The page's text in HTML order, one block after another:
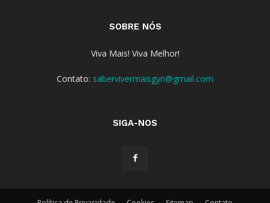
SOBRE NÓS
Viva Mais! Viva Melhor!
Contato: sabervivermaisgyn@gmail.com
SIGA-NOS